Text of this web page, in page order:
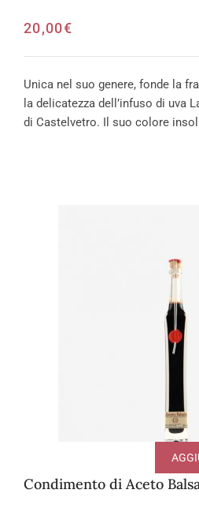
20,00€
Unica nel suo genere, fonde la
la delicatezza dell’infuso di uva
di Castelvetro. Il suo colore
Condimento di Aceto